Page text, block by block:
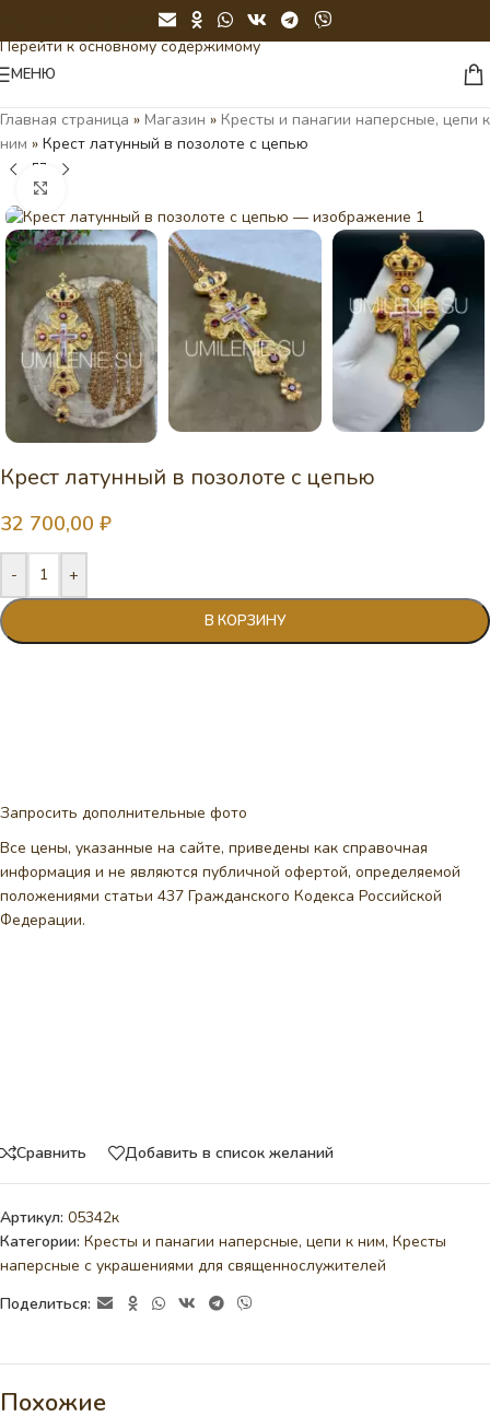
Перейти к основному содержимому
МЕНЮ
Главная страница » Магазин » Кресты и панагии наперсные, цепи к
ним » Крест латунный в позолоте с цепью
Крест латунный в позолоте с цепью
32 700,00 ₽
- +
В КОРЗИНУ
Запросить дополнительные фото
Все цены, указанные на сайте, приведены как справочная
информация и не являются публичной офертой, определяемой
положениями статьи 437 Гражданского Кодекса Российской
Федерации.
Сравнить Добавить в список желаний
Артикул: 05342к
Категории: Кресты и панагии наперсные, цепи к ним, Кресты
наперсные с украшениями для священнослужителей
Поделиться:
Похожие